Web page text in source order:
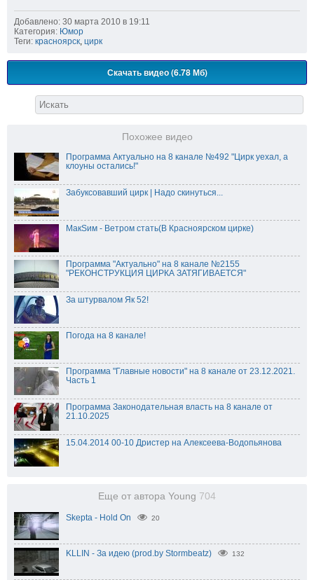
Добавлено: 30 марта 2010 в 19:11
Категория: Юмор
Теги: красноярск цирк
Скачать видео (6.78 Мб)
Похожее видео
Программа Актуально на 8 канале №492 "Цирк уехал, а
клоуны остались!"
Забуксовавший цирк | Надо скинуться...
МакSим - Ветром стать(В Красноярском цирке)
Программа "Актуально" на 8 канале №2155
"РЕКОНСТРУКЦИЯ ЦИРКА ЗАТЯГИВАЕТСЯ"
За штурвалом Як 52!
Погода на 8 канале!
Программа "Главные новости" на 8 канале от 23.12.2021.
Часть 1
Программа Законодательная власть на 8 канале от
21.10.2025
15.04.2014 00-10 Дристер на Алексеева-Водопьянова
Еще от автора Young 704
Skepta - Hold On 20
KLLIN - За идею (prod.by Stormbeatz) 132